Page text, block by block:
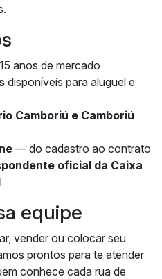
anos de mercado
disponíveis para aluguel e
Camboriú e Camboriú
— do cadastro ao contrato
oficial da Caixa
equipe
vender ou colocar seu
prontos para te atender
conhece cada rua de